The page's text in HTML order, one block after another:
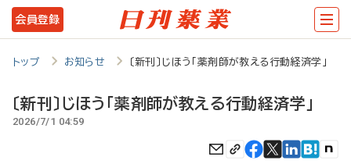
メ
イ
会員登録
トップ お知らせ 〔新刊〕じほう「薬剤師が教える行動経済学」
〔新刊〕じほう「薬剤師が教える行動経済学」
2026/7/1 04:59